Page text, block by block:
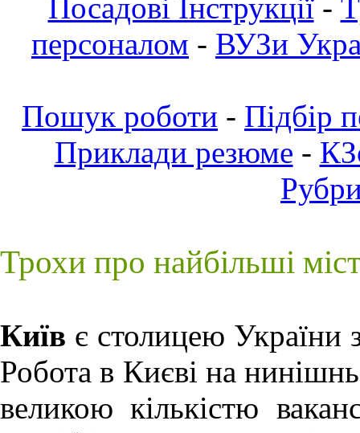
Посадові Інструкції-
персоналом - ВУЗи
Пошук роботи - Підбір
Приклади резюме -
Трохи про найбільші
Київ є столицею України
Робота в Києві на
великою кількістю